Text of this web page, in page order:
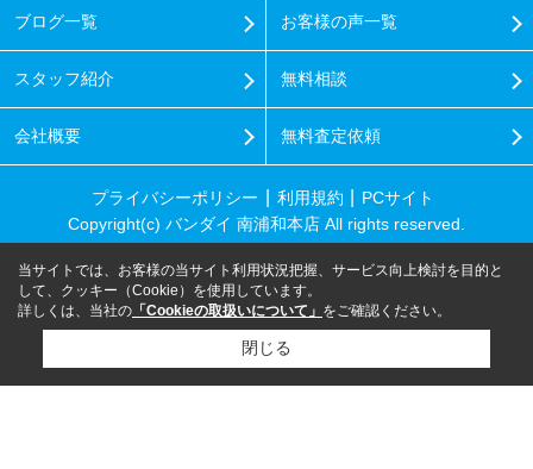
ブログ一覧
スタッフ紹介
会社概要
お客様の声一覧
無料相談
無料査定依頼
プライバシーポリシー 利用規約
PCサイト
Copyright(c) バンダイ 南浦和本店 All rights reserved.
当サイトでは、お客様の当サイト利用状況把握、サービス向上検討を目的と
して、クッキー（Cookie）を使用しています。
詳しくは、当社の 「Cookieの取扱いについて」 をご確認ください。
閉じる